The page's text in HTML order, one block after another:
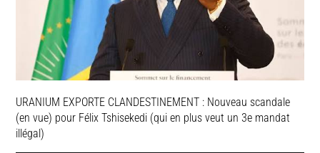
URANIUM EXPORTE CLANDESTINEMENT : Nouveau scandale
(en vue) pour Félix Tshisekedi (qui en plus veut un 3e mandat
illégal)